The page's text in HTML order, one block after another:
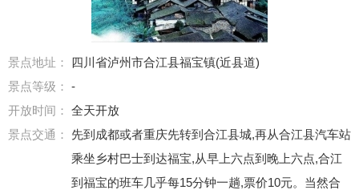
景点地址：
四川省泸州市合江县福宝镇(近县道)
景点等级： -
开放时间： 全天开放
景点交通：
先到成都或者重庆先转到合江县城,再从合江县汽车站
乘坐乡村巴士到达福宝,从早上六点到晚上六点,合江
到福宝的班车几乎每15分钟一趟,票价10元。当然合